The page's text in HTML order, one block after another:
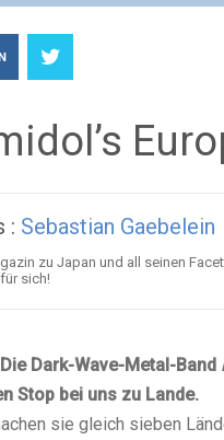
: Sebastian Gaebelein
zu Japan und all seinen
sich!
Dark-Wave-Metal-Band
Stop bei uns zu Lande.
sie gleich sieben